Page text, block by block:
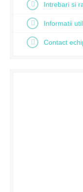
Intrebari si
Informatii
Contact